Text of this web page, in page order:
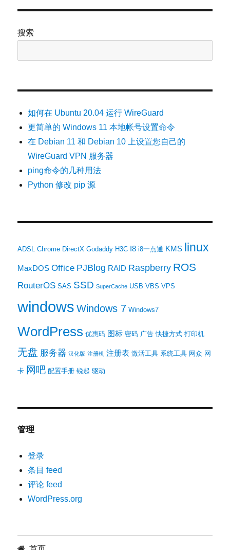
搜索
如何在 Ubuntu 20.04 运行 WireGuard
更简单的 Windows 11 本地帐号设置命令
在 Debian 11 和 Debian 10 上设置您自己的
WireGuard VPN 服务器
ping命令的几种用法
Python 修改 pip 源
ADSL Chrome DirectX Godaddy H3C I8 i8一点通 KMS linux
MaxDOS Office PJBlog RAID Raspberry ROS
RouterOS SAS SSD SuperCache USB VBS VPS
windows Windows 7 Windows7
WordPress 优惠码 图标 密码 广告 快捷方式 打印机
无盘 服务器 汉化版 注册机 注册表 激活工具 系统工具 网众 网
卡 网吧 配置手册 锐起 驱动
管理
登录
条目 feed
评论 feed
WordPress.org